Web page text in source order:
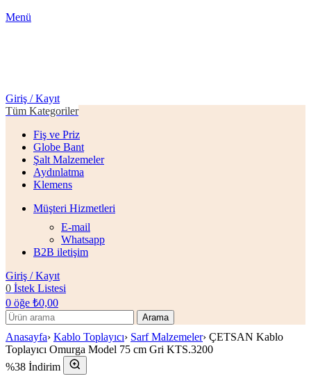
Menü
Giriş / Kayıt
Tüm Kategoriler
Fiş ve Priz
Globe Bant
Şalt Malzemeler
Aydınlatma
Klemens
Müşteri Hizmetleri
E-mail
Whatsapp
B2B iletişim
Giriş / Kayıt
0 İstek Listesi
0 öğe ₺0,00
Arama
Anasayfa› Kablo Toplayıcı› Sarf Malzemeler› ÇETSAN Kablo
Toplayıcı Omurga Model 75 cm Gri KTS.3200
%38 İndirim